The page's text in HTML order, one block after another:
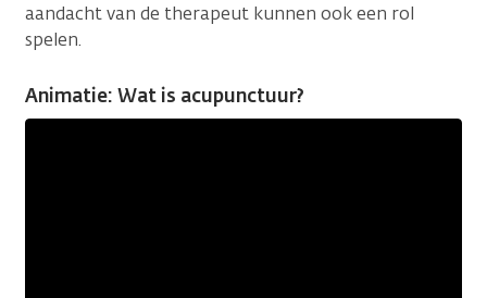
aandacht van de therapeut kunnen ook een rol
spelen.
Animatie: Wat is acupunctuur?